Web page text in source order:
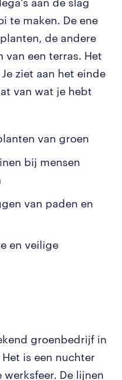
te maken. De ene
de andere
een terras. Het
ziet aan het einde
van wat je hebt
van groen
bij mensen
van paden en
en veilige
groenbedrijf in
is een nuchter
De lijnen